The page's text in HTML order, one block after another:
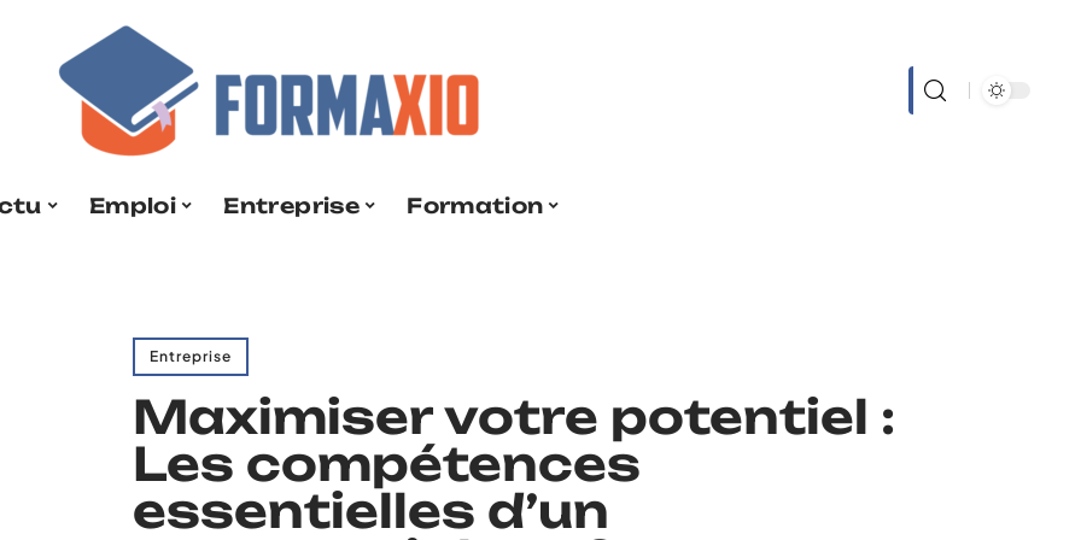
Emploi Entreprise Formation
Entreprise
Maximiser votre potentiel :
Les compétences
essentielles d’un